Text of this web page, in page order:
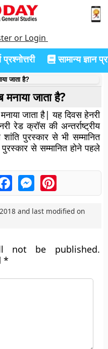
or Login
सामान्य ज्ञान
जाता है?
जाता है?
जाता है| यह दिवस हेनरी
रेड क्रॉस की अन्तर्राष्ट्रीय
पुरस्कार से भी सम्मानित
से सम्मानित होने पहले
FacebookMessengerPinterest
and last modified on
not be published.
*